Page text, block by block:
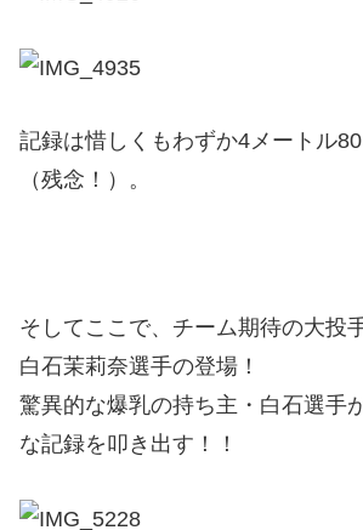
記録は惜しくもわずか4メートル
（残念！）。
そしてここで、チーム期待の大投
白石茉莉奈選手の登場！
驚異的な爆乳の持ち主・白石選手
な記録を叩き出す！！